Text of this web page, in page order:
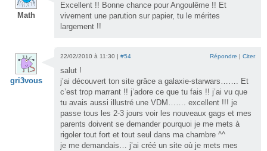
Math
Excellent !! Bonne chance pour Angoulême !! Et
vivement une parution sur papier, tu le mérites
largement !!
gri3vous
22/02/2010 à 11:30 | #54 Répondre | Citer
salut !
j’ai découvert ton site grâce a galaxie-starwars……. Et
c’est trop marrant !! j’adore ce que tu fais !! j’ai vu que
tu avais aussi illustré une VDM……. excellent !!! je
passe tous les 2-3 jours voir les nouveaux gags et mes
parents doivent se demander pourquoi je me mets à
rigoler tout fort et tout seul dans ma chambre ^^
je me demandais… j’ai créé un site où je mets mes